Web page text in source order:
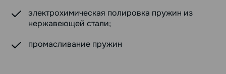
электрохимическая полировка пружин из
нержавеющей стали;
промасливание пружин